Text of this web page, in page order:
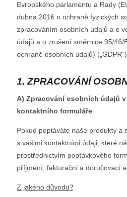
Evropského parlamentu a Rady
dubna 2016 o ochraně fyzických
zpracováním osobních údajů a o
údajů a o zrušení směrnice 95/
ochraně osobních údajů) („GDPR“)
1. ZPRACOVÁNÍ
A) Zpracování osobních údajů
kontaktního formuláře
Pokud poptáváte naše produkty a
s vašimi kontaktními údaji, které
prostřednictvím poptávkového
příjmení, fakturační a doručovací
Z jakého důvodu?